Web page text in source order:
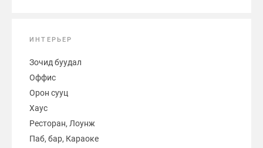
ИНТЕРЬЕР
Зочид буудал
Оффис
Орон сууц
Хаус
Ресторан, Лоунж
Паб, бар, Караоке